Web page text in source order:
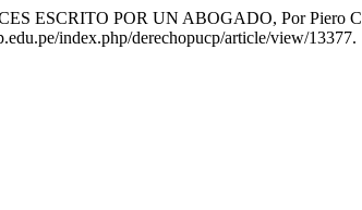
ESCRITO POR UN ABOGADO, Por Piero
index.php/derechopucp/article/view/13377.